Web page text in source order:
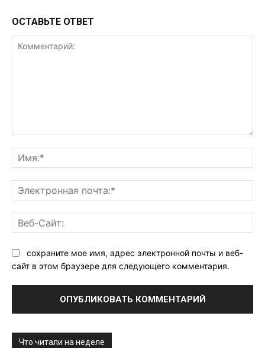
ОСТАВЬТЕ ОТВЕТ
сохраните мое имя, адрес электронной почты и веб-
сайт в этом браузере для следующего комментария.
Что читали на неделе